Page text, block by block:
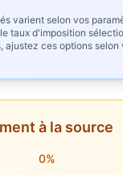
varient selon vos
taux d'imposition
ajustez ces options selon
à la source
à la source
0%